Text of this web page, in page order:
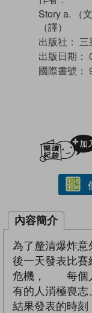
Story a. （文
（譯）
出版社： 三
出版日期：
國際書號：
內容簡介
為了釐清爆炸
後一天發表比
危機， 每個
有的人消極喪
結果發表的時